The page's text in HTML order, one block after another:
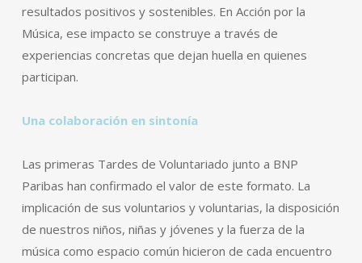
resultados positivos y sostenibles. En Acción por la
Música, ese impacto se construye a través de
experiencias concretas que dejan huella en quienes
participan.
Una colaboración en sintonía
Las primeras Tardes de Voluntariado junto a BNP
Paribas han confirmado el valor de este formato. La
implicación de sus voluntarios y voluntarias, la disposición
de nuestros niños, niñas y jóvenes y la fuerza de la
música como espacio común hicieron de cada encuentro